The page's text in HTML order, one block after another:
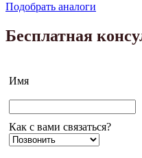
Подобрать аналоги
Бесплатная
Имя
Как с вами связаться?